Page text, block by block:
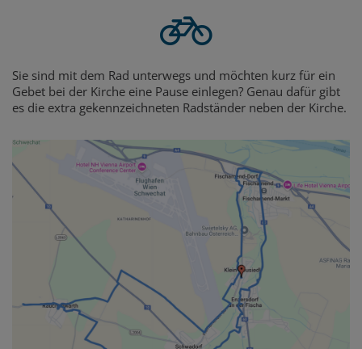
Sie sind mit dem Rad unterwegs und möchten kurz für ein
Gebet bei der Kirche eine Pause einlegen? Genau dafür gibt
es die extra gekennzeichneten Radständer neben der Kirche.